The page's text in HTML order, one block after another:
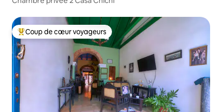
Coups de cœur voyageurs les plus appréciés
Coup de cœur voyageurs